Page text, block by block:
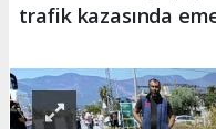
trafik kazasında